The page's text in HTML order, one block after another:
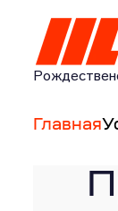
Главная